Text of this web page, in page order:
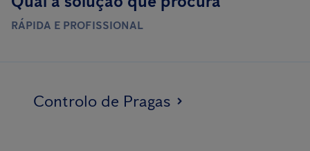
RÁPIDA E PROFISSIONAL
Controlo de Pragas